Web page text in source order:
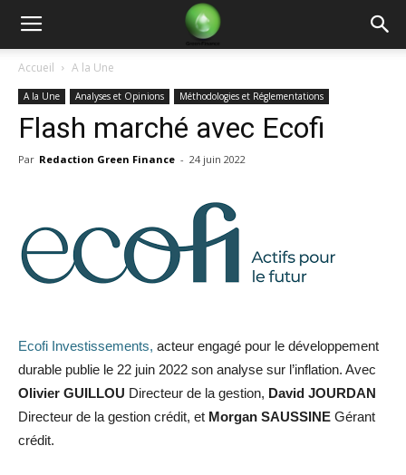
Green
Finance
Accueil A la Une
A la Une Analyses et Opinions Méthodologies et Réglementations
Flash marché avec Ecofi
Par Redaction Green Finance - 24 juin 2022
Ecofi Investissements, acteur engagé pour le développement
durable publie le 22 juin 2022 son analyse sur l’inflation. Avec
Olivier GUILLOU Directeur de la gestion, David JOURDAN
Directeur de la gestion crédit, et Morgan SAUSSINE Gérant
crédit.